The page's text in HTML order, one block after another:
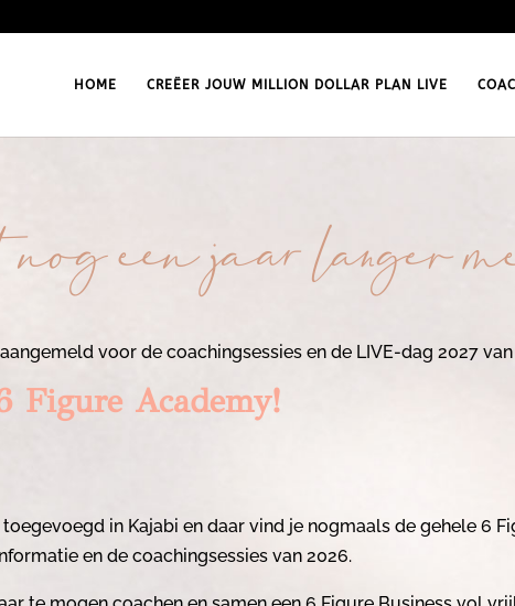
HOME CREËER JOUW MILLION DOLLAR PLAN LIVE
een jaar langer
voor de coachingsessies en de LIVE-dag 2027 van
Figure Academy!
in Kajabi en daar vind je nogmaals de gehele 6
en de coachingsessies van 2026.